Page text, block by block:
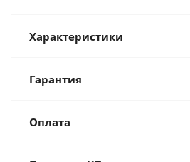
Характеристики
Гарантия
Оплата